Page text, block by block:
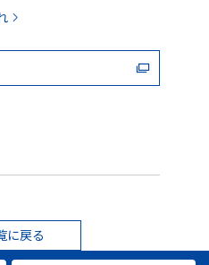
に戻る